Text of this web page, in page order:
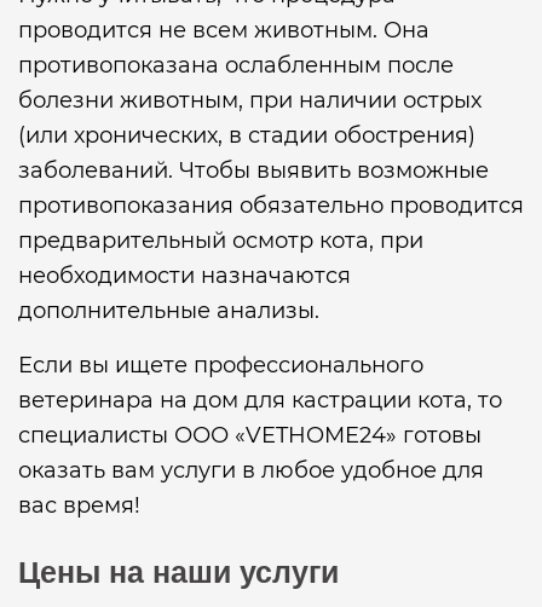
проводится не всем животным. Она
противопоказана ослабленным после
болезни животным, при наличии острых
(или хронических, в стадии обострения)
заболеваний. Чтобы выявить возможные
противопоказания обязательно проводится
предварительный осмотр кота, при
необходимости назначаются
дополнительные анализы.
Если вы ищете профессионального
ветеринара на дом для кастрации кота, то
специалисты ООО «VETHOME24» готовы
оказать вам услуги в любое удобное для
вас время!
Цены на наши услуги